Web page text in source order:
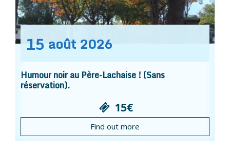
15 août 2026
Humour noir au Père-Lachaise ! (Sans
réservation).
15€
Find out more